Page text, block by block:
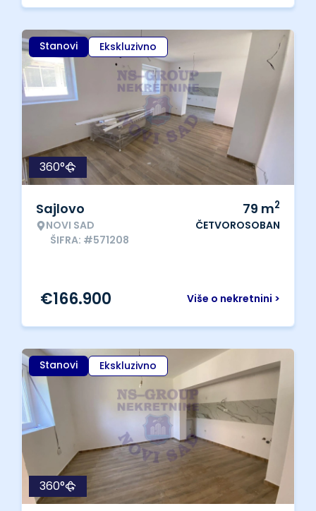
Stanovi Ekskluzivno
360°
Sajlovo
NOVI SAD
ŠIFRA: #571208
79 m2
ČETVOROSOBAN
Više o nekretnini >
€166.900
Stanovi Ekskluzivno
360°